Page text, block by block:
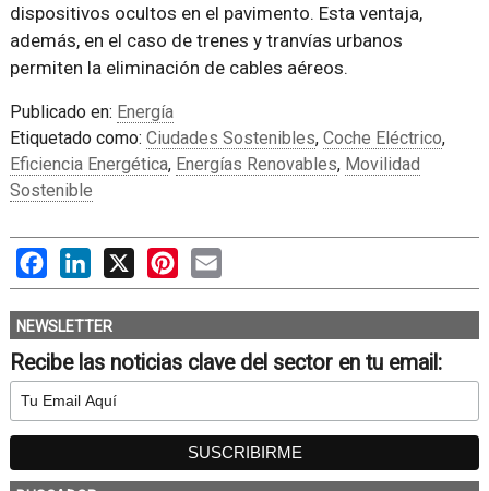
dispositivos ocultos en el pavimento. Esta ventaja,
además, en el caso de trenes y tranvías urbanos
permiten la eliminación de cables aéreos.
Publicado en: Energía
Etiquetado como: Ciudades Sostenibles, Coche Eléctrico,
Eficiencia Energética, Energías Renovables, Movilidad
Sostenible
FacebookLinkedIn
X PinterestEmail
NEWSLETTER
Recibe las noticias clave del sector en tu email: